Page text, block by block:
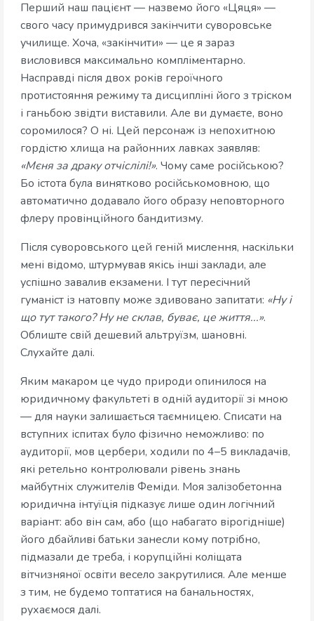
Перший наш пацієнт — назвемо його «Цяця» —
свого часу примудрився закінчити суворовське
училище. Хоча, «закінчити» — це я зараз
висловився максимально компліментарно.
Насправді після двох років героїчного
протистояння режиму та дисципліні його з тріском
і ганьбою звідти виставили. Але ви думаєте, воно
соромилося? О ні. Цей персонаж із непохитною
гордістю хлища на районних лавках заявляв:
«Мєня за драку отчіслілі!». Чому саме російською?
Бо істота була винятково російськомовною, що
автоматично додавало його образу неповторного
флеру провінційного бандитизму.
Після суворовського цей геній мислення, наскільки
мені відомо, штурмував якісь інші заклади, але
успішно завалив екзамени. І тут пересічний
гуманіст із натовпу може здивовано запитати: «Ну і
що тут такого? Ну не склав, буває, це життя...».
Облиште свій дешевий альтруїзм, шановні.
Слухайте далі.
Яким макаром це чудо природи опинилося на
юридичному факультеті в одній аудиторії зі мною
— для науки залишається таємницею. Списати на
вступних іспитах було фізично неможливо: по
аудиторії, мов цербери, ходили по 4–5 викладачів,
які ретельно контролювали рівень знань
майбутніх служителів Феміди. Моя залізобетонна
юридична інтуїція підказує лише один логічний
варіант: або він сам, або (що набагато вірогідніше)
його дбайливі батьки занесли кому потрібно,
підмазали де треба, і корупційні коліщата
вітчизняної освіти весело закрутилися. Але менше
з тим, не будемо топтатися на банальностях,
рухаємося далі.